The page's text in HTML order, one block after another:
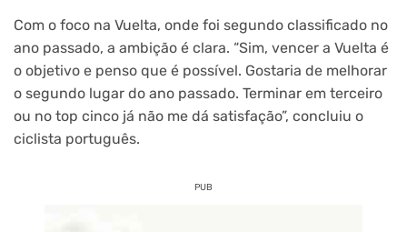
Com o foco na Vuelta, onde foi segundo classificado no
ano passado, a ambição é clara. “Sim, vencer a Vuelta é
o objetivo e penso que é possível. Gostaria de melhorar
o segundo lugar do ano passado. Terminar em terceiro
ou no top cinco já não me dá satisfação”, concluiu o
ciclista português.
PUB